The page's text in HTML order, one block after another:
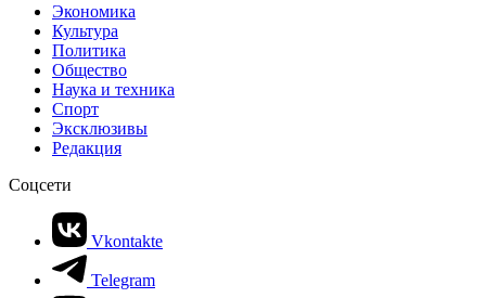
Экономика
Культура
Политика
Общество
Наука и техника
Спорт
Эксклюзивы
Редакция
Соцсети
Vkontakte
Telegram